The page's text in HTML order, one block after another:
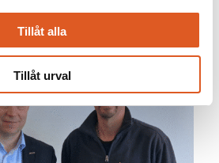
Tillåt alla
Tillåt urval
mest
rekryteringsform